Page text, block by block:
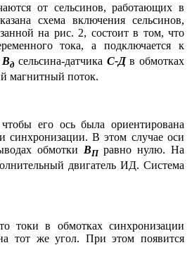
от сельсинов, работающих в
схема включения сельсинов,
на рис. 2, состоит в том, что
тока, а подключается к
Вд сельсина-датчика С-Дв обмотках
магнитный поток.
его ось была ориентирована
синхронизации. В этом случае оси
обмотки ВПравно нулю. На
двигатель ИД. Система
токи в обмотках синхронизации
тот же угол. При этом появится